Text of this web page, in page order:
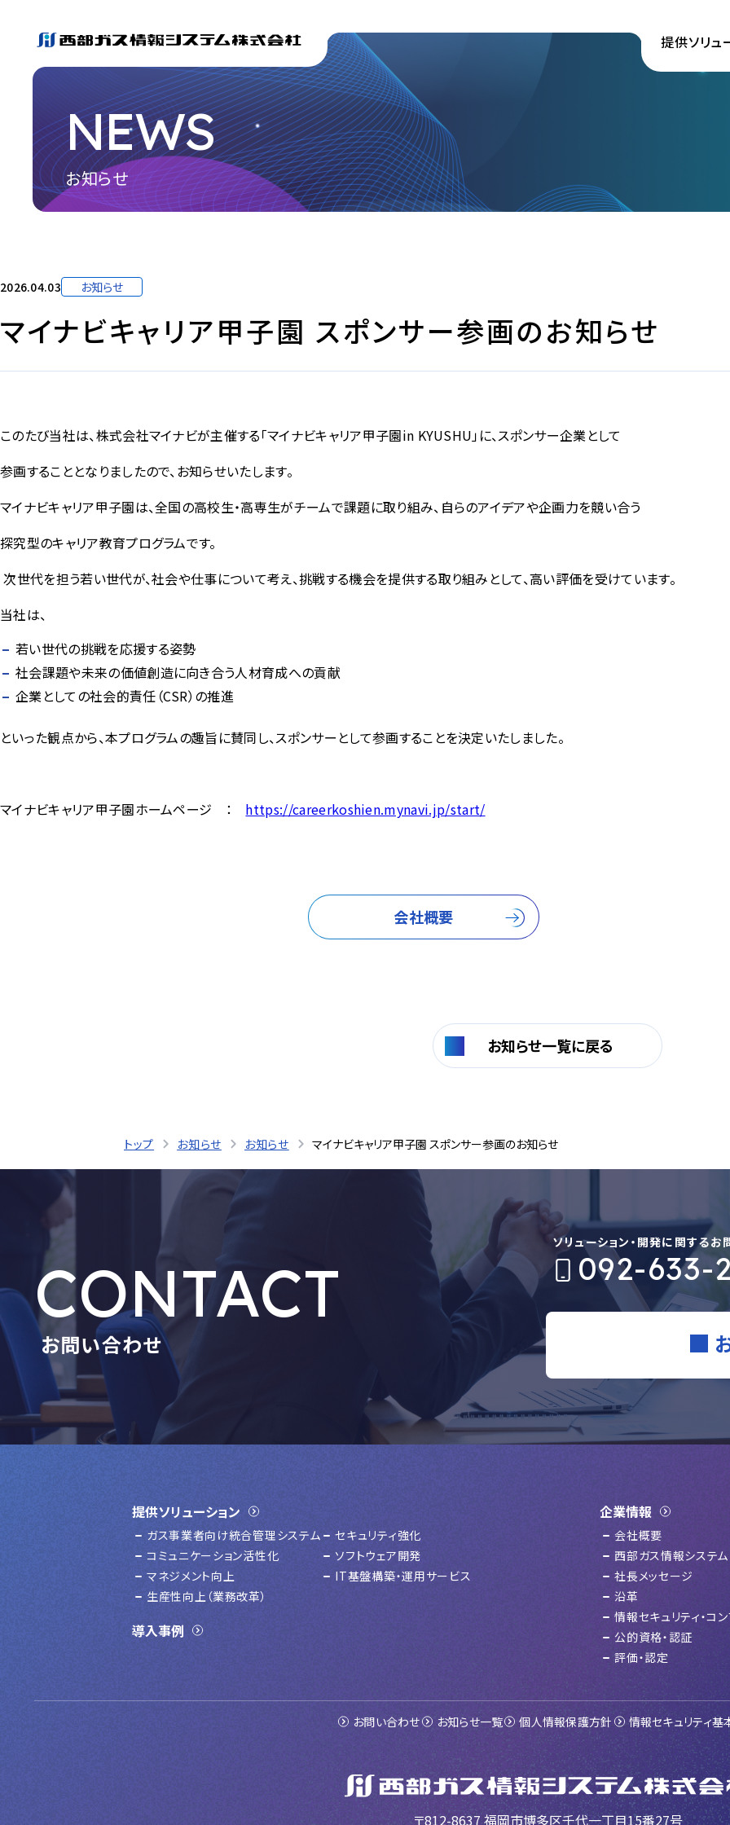
提供ソリュ
NEWS
お知らせ
2026.04.03 お知らせ
マイナビキャリア甲子園 スポンサー参画のお知らせ
このたび当社は、株式会社マイナビが主催する「マイナビキャリア甲子園in KYUSHU」に、スポンサー企業として
参画することとなりましたので、お知らせいたします。
マイナビキャリア甲子園は、全国の高校生・高専生がチームで課題に取り組み、自らのアイデアや企画力を競い合う
探究型のキャリア教育プログラムです。
次世代を担う若い世代が、社会や仕事について考え、挑戦する機会を提供する取り組みとして、高い評価を受けています。
当社は、
若い世代の挑戦を応援する姿勢
社会課題や未来の価値創造に向き合う人材育成への貢献
企業としての社会的責任（CSR）の推進
といった観点から、本プログラムの趣旨に賛同し、スポンサーとして参画することを決定いたしました。
マイナビキャリア甲子園ホームページ ： https://careerkoshien.mynavi.jp/start/
会社概要
お知らせ一覧に戻る
トップ お知らせ お知らせ マイナビキャリア甲子園 スポンサー参画のお知らせ
CONTACT
お問い合わせ
ソリューション・開発に関する
092-633-
提供ソリューション
ガス事業者向け統合管理システム
コミュニケーション活性化
マネジメント向上
生産性向上（業務改革）
セキュリティ強化
ソフトウェア開発
IT基盤構築・運用サービス
導入事例
企業情報
会社概要
西部ガス情報システ
社長メッセージ
沿革
情報セキュリティ・コ
公的資格・認証
評価・認定
お問い合わせ お知らせ一覧 個人情報保護方針 情報セキュリティ基
〒812-8637福岡市博多区千代一丁目15番27号